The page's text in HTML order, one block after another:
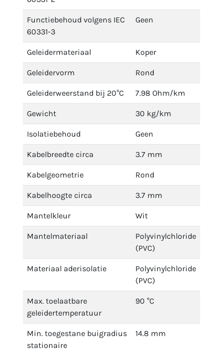
Functiebehoud volgens IEC
60331-3
Geen
Geleidermateriaal Koper
Geleidervorm Rond
Geleiderweerstand bij 20°C 7.98 Ohm/km
Gewicht 30 kg/km
Isolatiebehoud Geen
Kabelbreedte circa 3.7 mm
Kabelgeometrie Rond
Kabelhoogte circa 3.7 mm
Mantelkleur Wit
Mantelmateriaal
Polyvinylchloride
(PVC)
Materiaal aderisolatie
Polyvinylchloride
(PVC)
Max. toelaatbare
geleidertemperatuur
90 °C
Min. toegestane buigradius
stationaire
14.8 mm